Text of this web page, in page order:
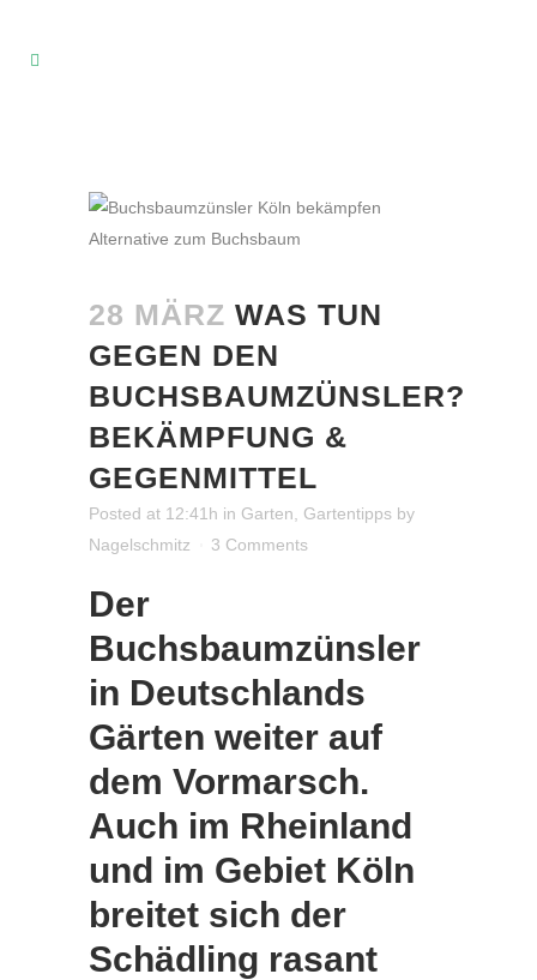
28 MÄRZ WAS TUN
GEGEN DEN
BUCHSBAUMZÜNSLER?
BEKÄMPFUNG &
GEGENMITTEL
Posted at 12:41h in Garten Gartentipps by
Nagelschmitz
3 Comments
Der
Buchsbaumzünsler
in Deutschlands
Gärten weiter auf
dem Vormarsch.
Auch im Rheinland
und im Gebiet Köln
breitet sich der
Schädling rasant